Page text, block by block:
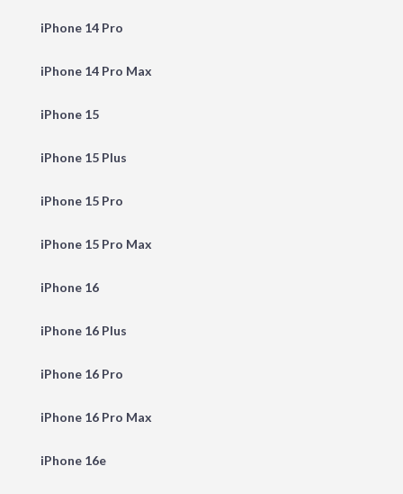
iPhone 14 Pro
iPhone 14 Pro Max
iPhone 15
iPhone 15 Plus
iPhone 15 Pro
iPhone 15 Pro Max
iPhone 16
iPhone 16 Plus
iPhone 16 Pro
iPhone 16 Pro Max
iPhone 16e